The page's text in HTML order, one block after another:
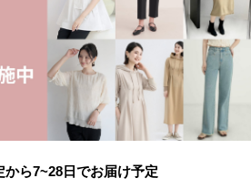
から7~28日でお届け予定